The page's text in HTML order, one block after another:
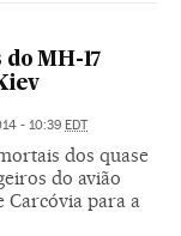
MH-17
- 10:39 EDT
dos quase
do avião
Carcóvia para a